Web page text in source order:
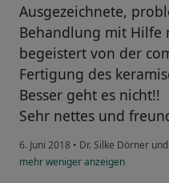
Ausgezeichnete,
Behandlung mit Hilfe
begeistert von der
Fertigung des
Besser geht es nicht!!
Sehr nettes und
6. Juni 2018 • Dr. Silke Dörner
mehrwenigeranzeigen